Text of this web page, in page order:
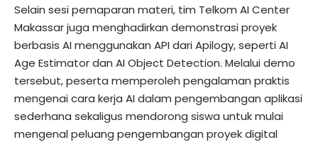
Selain sesi pemaparan materi, tim Telkom AI Center
Makassar juga menghadirkan demonstrasi proyek
berbasis AI menggunakan API dari Apilogy, seperti AI
Age Estimator dan AI Object Detection. Melalui demo
tersebut, peserta memperoleh pengalaman praktis
mengenai cara kerja AI dalam pengembangan aplikasi
sederhana sekaligus mendorong siswa untuk mulai
mengenal peluang pengembangan proyek digital